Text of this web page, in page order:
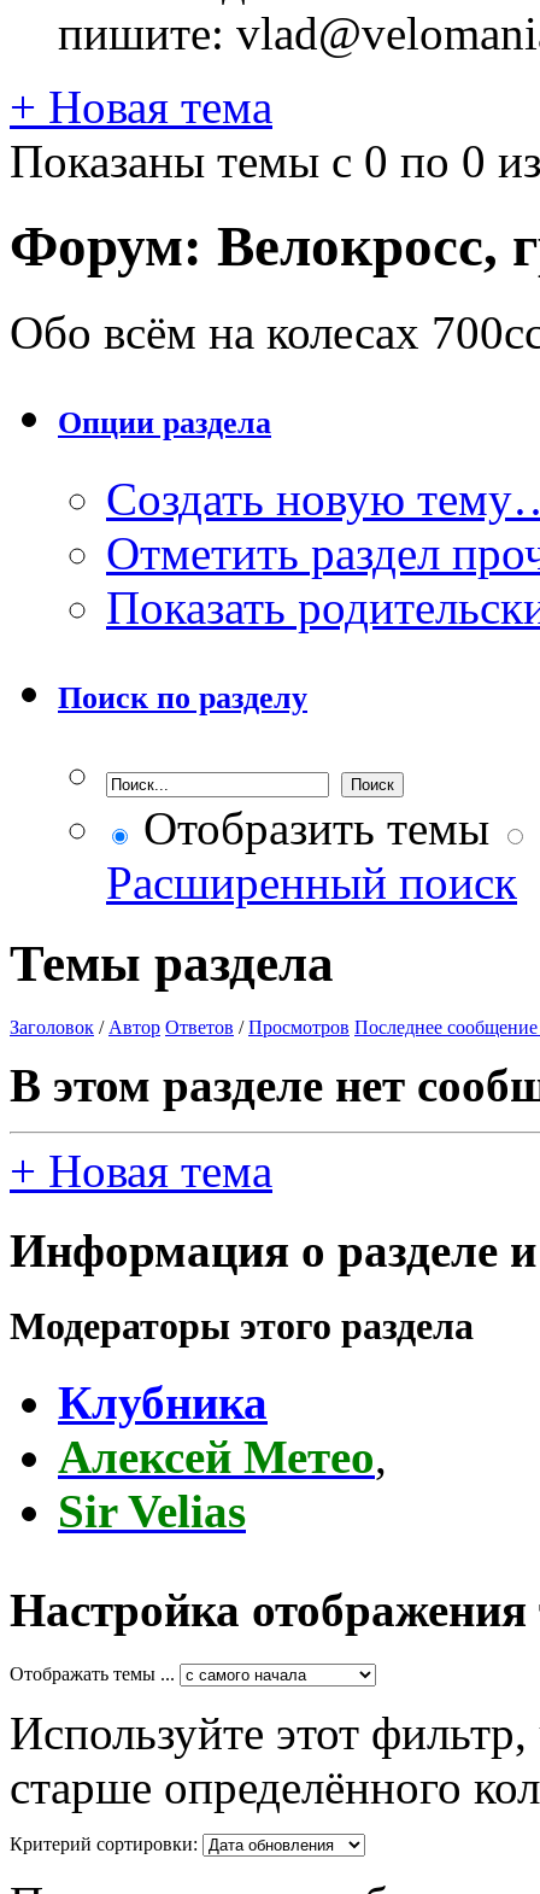
пишите:
+ Новая тема
Показаны темы с 0 по 0
Форум: Велокросc,
Обо всём на колесах
Опции раздела
Создать новую
Отметить раздел
Показать
Поиск по разделу
Отобразить темы
Расширенный поиск
Темы раздела
Заголовок / Автор Ответов /Просмотров Последнее сообщение
В этом разделе нет
+ Новая тема
Информация о разделе
Модераторы этого раздела
Клубника
Алексей Метео,
Sir Velias
Настройка отображения
Отображать темы ...
Используйте этот
старше определённого
Критерий сортировки: